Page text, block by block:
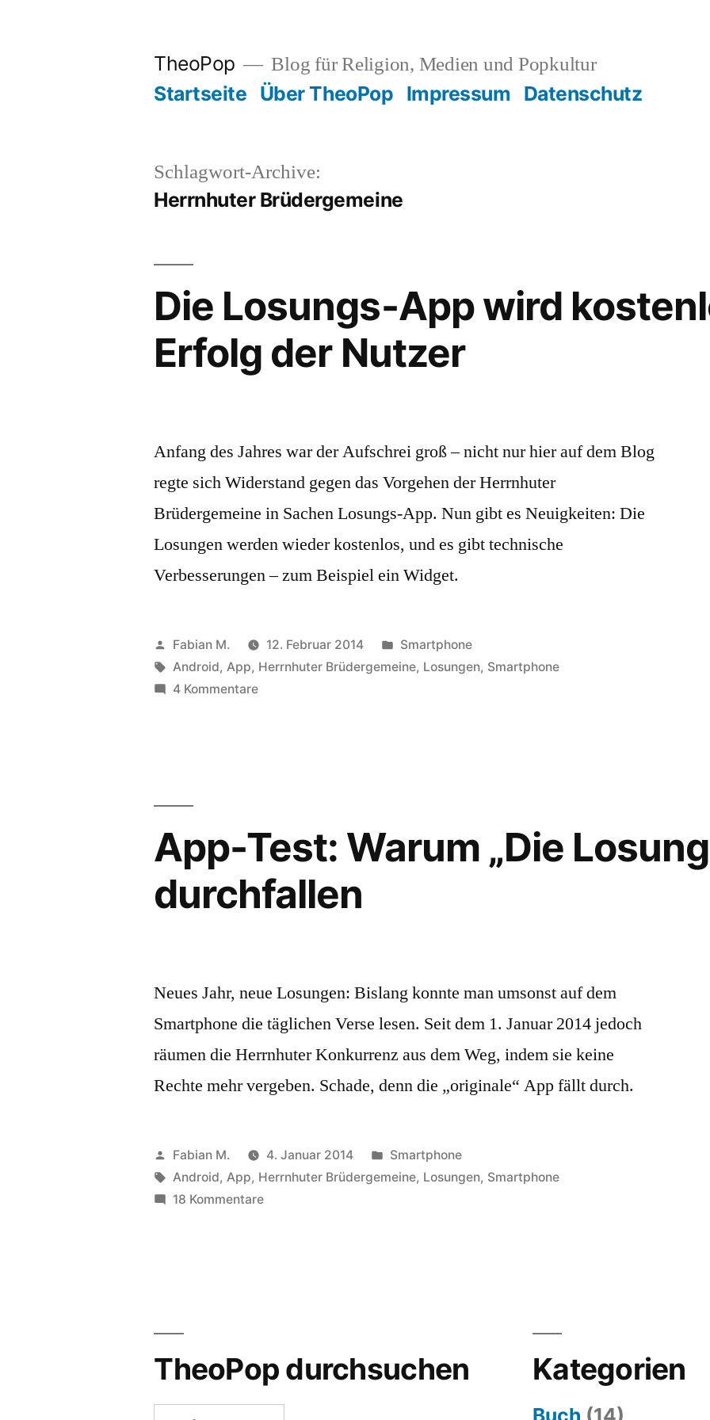
TheoPop Blog für Religion, Medien und Popkultur
Startseite Über TheoPop Impressum Datenschutz
Schlagwort-Archive:
Herrnhuter Brüdergemeine
Die Losungs-App wird
Erfolg der Nutzer
Anfang des Jahres war der Aufschrei groß – nicht nur hier auf dem Blog
regte sich Widerstand gegen das Vorgehen der Herrnhuter
Brüdergemeine in Sachen Losungs-App. Nun gibt es Neuigkeiten: Die
Losungen werden wieder kostenlos, und es gibt technische
Verbesserungen – zum Beispiel ein Widget.
Veröffentlicht
von
Fabian M. 12. Februar 2014
Veröffentlicht
in
Smartphone
Schlagwörter:
Android, App, Herrnhuter Brüdergemeine, Losungen, Smartphone
4 Kommentarezu
Erfolg
der
Nutzer
App-Test: Warum „Die
durchfallen
Neues Jahr, neue Losungen: Bislang konnte man umsonst auf dem
Smartphone die täglichen Verse lesen. Seit dem 1. Januar 2014 jedoch
räumen die Herrnhuter Konkurrenz aus dem Weg, indem sie keine
Rechte mehr vergeben. Schade, denn die „originale“ App fällt durch.
Veröffentlicht
von
Fabian M. 4. Januar 2014
Veröffentlicht
in
Smartphone
Schlagwörter:
Android, App, Herrnhuter Brüdergemeine, Losungen, Smartphone
18 Kommentarezu
TheoPop durchsuchen Kategorien
Buch (14)